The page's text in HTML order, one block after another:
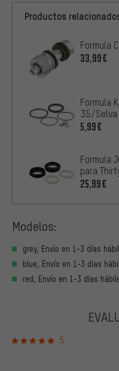
Productos
Formula
33,99€
Formula
35/Selva
5,99€
Formula
para
25,99€
Modelos:
grey, Envío en 1-3 días
blue, Envío en 1-3 días
red, Envío en 1-3 días
5